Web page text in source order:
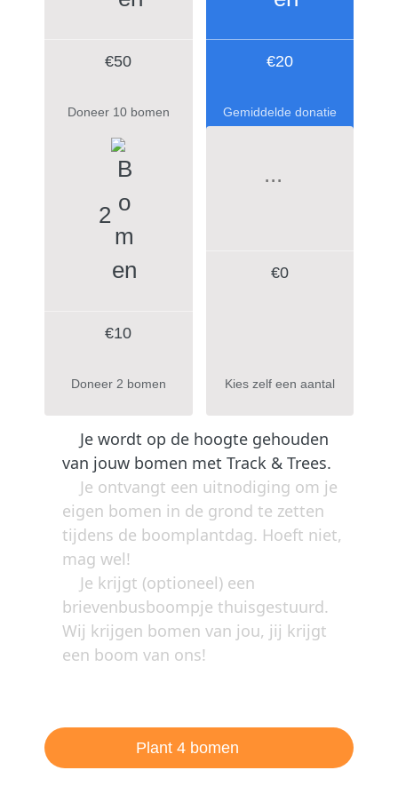
€50
Doneer 10 bomen
€20
Gemiddelde donatie
2
€10
Doneer 2 bomen
€0
Kies zelf een aantal
Je wordt op de hoogte gehouden
van jouw bomen met Track & Trees.
Je ontvangt een uitnodiging om je
eigen bomen in de grond te zetten
tijdens de boomplantdag. Hoeft niet,
mag wel!
Je krijgt (optioneel) een
brievenbusboompje thuisgestuurd.
Wij krijgen bomen van jou, jij krijgt
een boom van ons!
Plant 4 bomen